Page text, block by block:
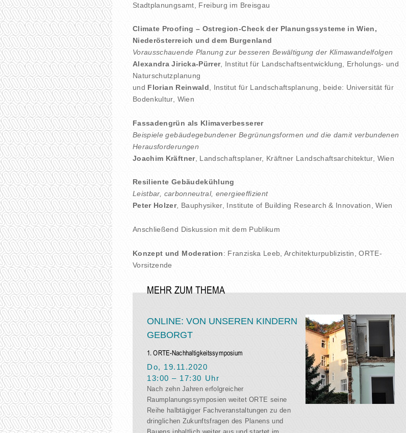
Stadtplanungsamt, Freiburg im Breisgau
Climate Proofing – Ostregion-Check der Planungssysteme in Wien,
Niederösterreich und dem Burgenland
Vorausschauende Planung zur besseren Bewältigung der Klimawandelfolgen
Alexandra Jiricka-Pürrer, Institut für Landschaftsentwicklung, Erholungs- und
Naturschutzplanung
und Florian Reinwald, Institut für Landschaftsplanung, beide: Universität für
Bodenkultur, Wien
Fassadengrün als Klimaverbesserer
Beispiele gebäudegebundener Begrünungsformen und die damit verbundenen
Herausforderungen
Joachim Kräftner, Landschaftsplaner, Kräftner Landschaftsarchitektur, Wien
Resiliente Gebäudekühlung
Leistbar, carbonneutral, energieeffizient
Peter Holzer, Bauphysiker, Institute of Building Research & Innovation, Wien
Anschließend Diskussion mit dem Publikum
Konzept und Moderation: Franziska Leeb, Architekturpublizistin, ORTE-
Vorsitzende
MEHR ZUM THEMA
ONLINE: VON UNSEREN KINDERN
GEBORGT
1. ORTE-Nachhaltigkeitssymposium
Do, 19.11.2020
13:00 – 17:30 Uhr
Nach zehn Jahren erfolgreicher
Raumplanungssymposien weitet ORTE seine
Reihe halbtägiger Fachveranstaltungen zu den
dringlichen Zukunftsfragen des Planens und